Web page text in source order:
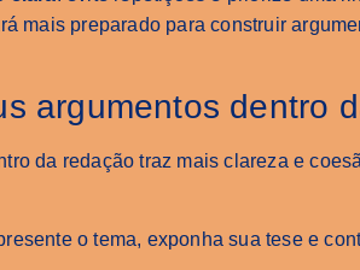
mais preparado para construir
argumentos dentro
da redação traz mais clareza e
o tema, exponha sua tese e